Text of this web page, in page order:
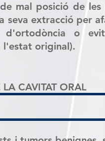
mal posició de les
seva extracció per
d'ortodòncia o
l'estat original).
CAVITAT ORAL